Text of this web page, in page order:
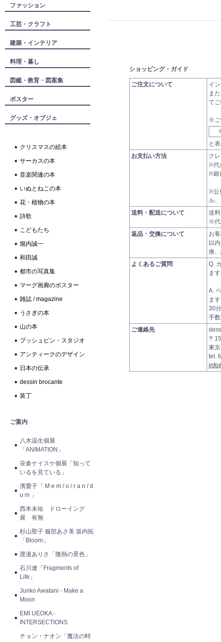
ファッション
工芸・クラフト
建築・インテリア
料理・暮し
図鑑・教育・図案集
ポスター
グッズ・オブジェ
クリスマスの絵本
サーカスの本
音楽関連の本
いぬとねこの本
花・植物の本
詩歌
こどもたち
堀内誠一
和田誠
都市の写真集
マーグ画廊のポスター
雑誌 / magazine
うさぎの本
山の本
プッシュピン・スタジオ
アンティークのデザイン
日本の伝承
dessin brocante
装丁
ご案内
八木温生個展
「ANIMATION」
笹倉ケイスケ個展「知って
いるを見ている」
濱愛子「 M e m / o / r a n / d
u m 」
西本未祐 ドローイング
展 有無
杉山聖子 服部あさ美 坂内拓
「Bloom」
渡邉ありさ「微熱の景色」
石川遼「Fragments of
Life」
Junko Awatani - Make a
Moon
EMI UEOKA -
INTERSECTIONS
チョン・ナオン「魔法の時
ショッピング・ガイド
ご注文について
イ
ま
て
※ご
と
お支払い方法
ク
※代
※銀
※公
ル
送料・配送について
送
※代
返品・交換について
お
以
換
よくあるご質問
Q.
ま
A.
ま
30
手
ご連絡先
〒
東
tel.